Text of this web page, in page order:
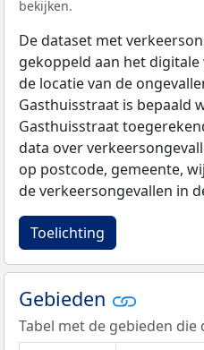
bekijken.
De dataset met
gekoppeld aan het
de locatie van de
Gasthuisstraat is bepaald
Gasthuisstraat
data over
op postcode, gemeente,
de verkeersongevallen in
Toelichting
Gebieden
Tabel met de gebieden die